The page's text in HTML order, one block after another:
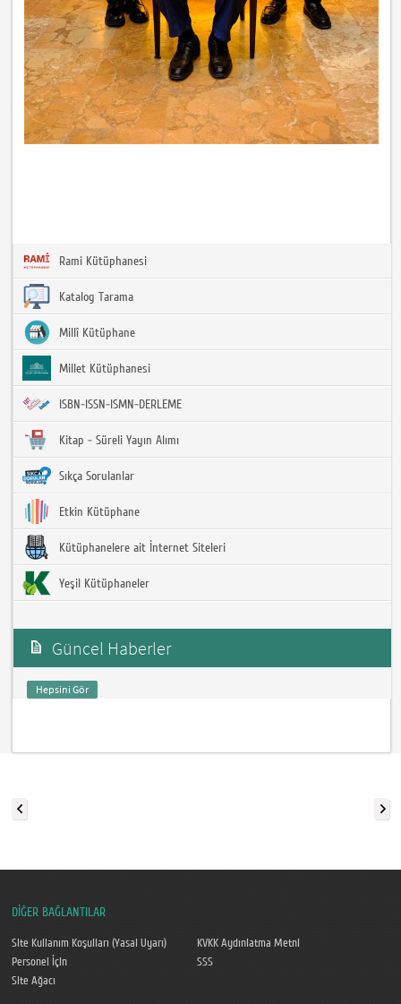
Rami Kütüphanesi
Katalog Tarama
Millî Kütüphane
Millet Kütüphanesi
ISBN-ISSN-ISMN-DERLEME
Kitap - Süreli Yayın Alımı
Sıkça Sorulanlar
Etkin Kütüphane
Kütüphanelere ait İnternet Siteleri
Yeşil Kütüphaneler
Güncel Haberler
Hepsini Gör
DİĞER BAĞLANTILAR
Site Kullanım Koşulları (Yasal Uyarı)
KVKK Aydınlatma Metni
Personel İçin
SSS
Site Ağacı